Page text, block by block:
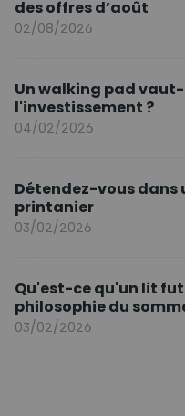
des offres d’août
02/08/2026
Un walking pad
l'investissement ?
04/02/2026
Détendez-vous dans
printanier
03/02/2026
Qu'est-ce qu'un lit
philosophie du
03/02/2026